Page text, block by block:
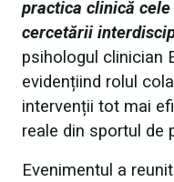
practica clinică
cercetării
psihologul clinician
evidențiind rolul
intervenții tot mai
reale din sportul de
Evenimentul a